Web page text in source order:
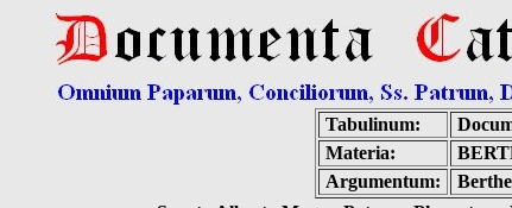
Tabulinum:
Materia:
Argumentum: